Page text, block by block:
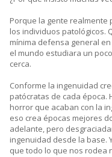
Porque la gente
los individuos patológicos.
mínima defensa general
el mundo estudiara un
cerca.
Conforme la ingenuidad
patócratas de cada época.
horror que acaban con la
eso crea épocas mejores
adelante, pero
ingenuidad desde la base.
que todo lo que nos rodea